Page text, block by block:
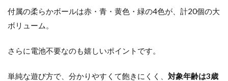
付属の柔らかボールは赤・青・黄色・緑の4色が、計20個の大
ボリューム。
さらに電池不要なのも嬉しいポイントです。
単純な遊び方で、分かりやすくて飽きにくく、 対象年齢は3歳